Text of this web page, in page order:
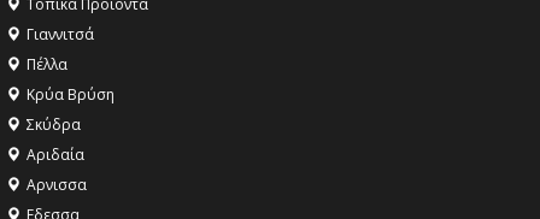
Γιαννιτσά
Πέλλα
Κρύα Βρύση
Σκύδρα
Αριδαία
Aρνισσα
Eδεσσα